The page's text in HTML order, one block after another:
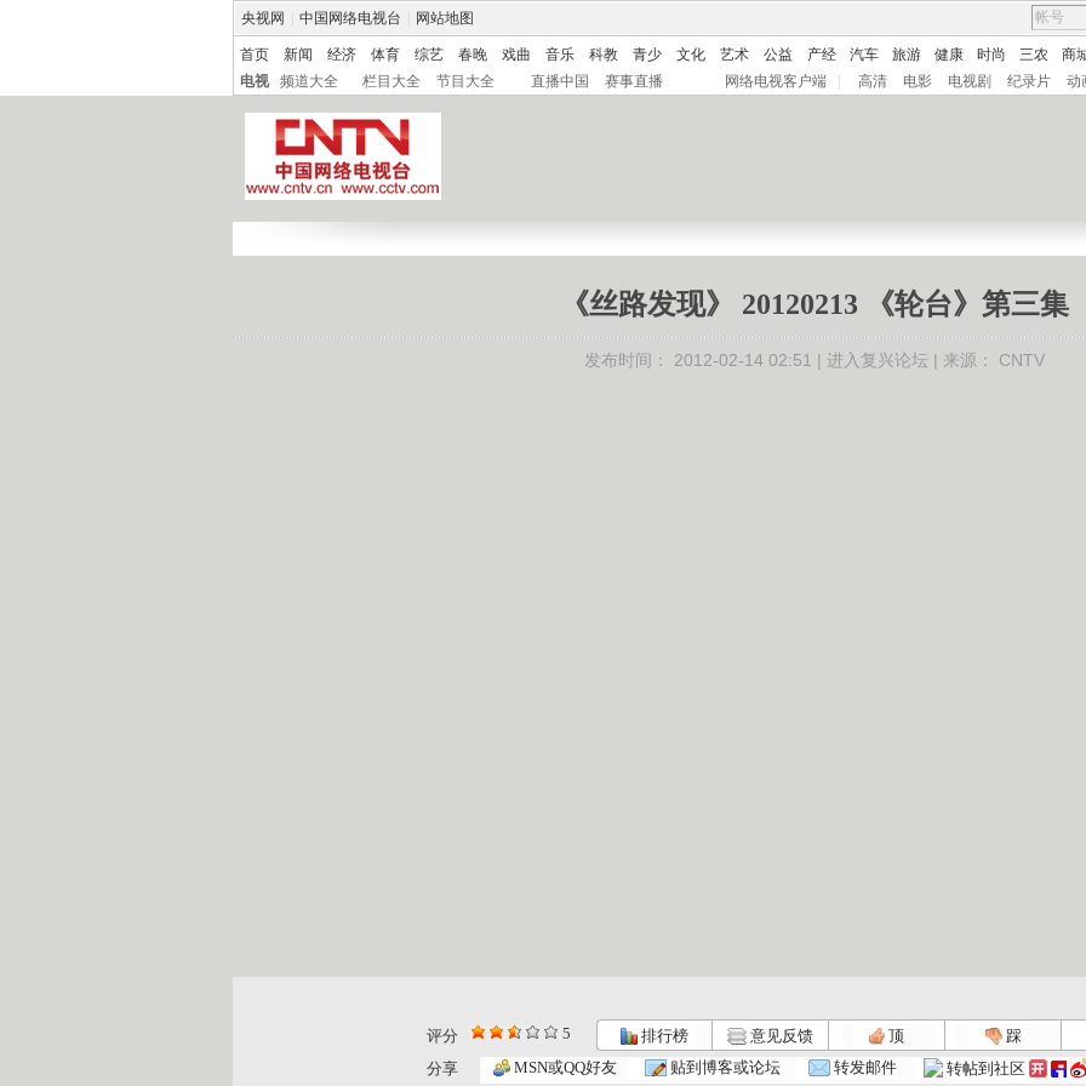
央视网 中国网络电视台 网站地图
首页 新闻 经济 体育 综艺 春晚 戏曲 音乐 科教 青少 文化 艺术 公益 产经 汽车 旅游 健康 时尚 三农
商
电视
频道大全 栏目大全 节目大全 直播中国 赛事直播 网络电视客户端 高清 电影 电视剧 纪录片 动
《丝路发现》 20120213 《轮台》第三集
发布时间： 2012-02-14 02:51 | 进入复兴论坛 | 来源： CNTV
评分 5 排行榜 意见反馈 顶
踩
分享
MSN或QQ好友 贴到博客或论坛 转发邮件 转帖到社区